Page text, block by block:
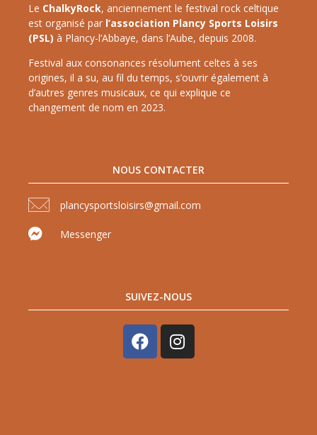
Le ChalkyRock, anciennement le festival rock celtique
est organisé par l’association Plancy Sports Loisirs
(PSL) à Plancy-l’Abbaye, dans l’Aube, depuis 2008.
Festival aux consonances résolument celtes à ses
origines, il a su, au fil du temps, s’ouvrir également à
d’autres genres musicaux, ce qui explique ce
changement de nom en 2023.
NOUS CONTACTER
plancysportsloisirs@gmail.com
Messenger
SUIVEZ-NOUS